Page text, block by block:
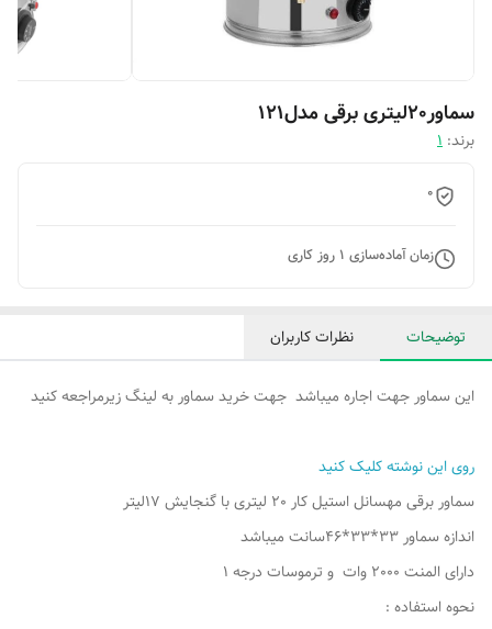
سماور20لیتری برقی مدل121
برند: 1
0
زمان آماده‌سازی 1روز کاری
توضیحات نظرات کاربران
این سماور جهت اجاره میباشد جهت خرید سماور به لینگ زیرمراجعه کنید
روی این نوشته کلیک کنید
سماور برقی مهسانل استیل کار 20 لیتری با گنجایش 17لیتر
اندازه سماور 33*33*46سانت میباشد
دارای المنت 2000 وات و ترموسات درجه 1
نحوه استفاده :